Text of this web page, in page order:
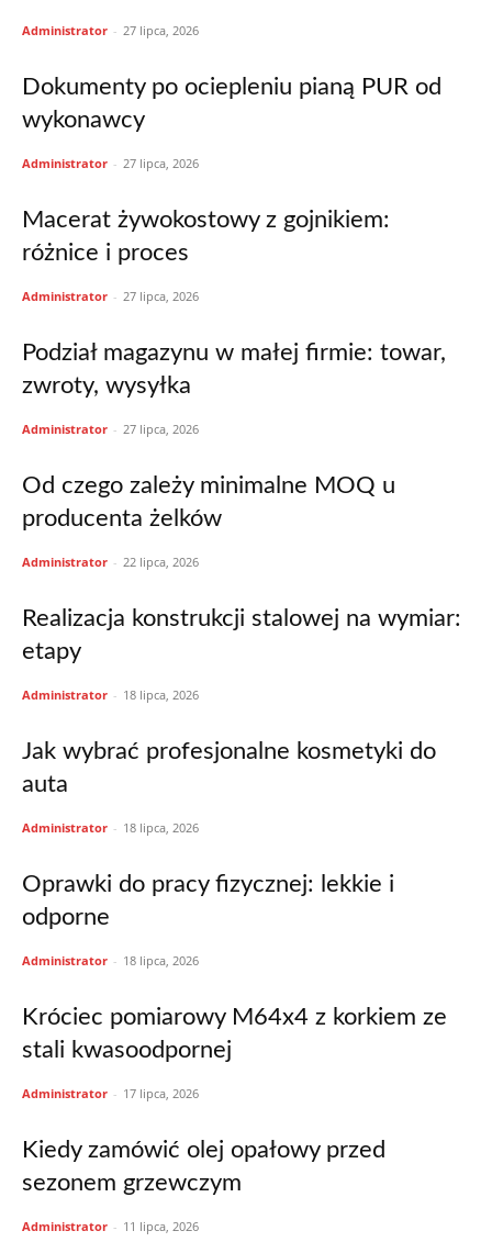
Administrator - 27 lipca, 2026
Dokumenty po ociepleniu pianą PUR od
wykonawcy
Administrator - 27 lipca, 2026
Macerat żywokostowy z gojnikiem:
różnice i proces
Administrator - 27 lipca, 2026
Podział magazynu w małej firmie: towar,
zwroty, wysyłka
Administrator - 27 lipca, 2026
Od czego zależy minimalne MOQ u
producenta żelków
Administrator - 22 lipca, 2026
Realizacja konstrukcji stalowej na wymiar:
etapy
Administrator - 18 lipca, 2026
Jak wybrać profesjonalne kosmetyki do
auta
Administrator - 18 lipca, 2026
Oprawki do pracy fizycznej: lekkie i
odporne
Administrator - 18 lipca, 2026
Króciec pomiarowy M64x4 z korkiem ze
stali kwasoodpornej
Administrator - 17 lipca, 2026
Kiedy zamówić olej opałowy przed
sezonem grzewczym
Administrator - 11 lipca, 2026